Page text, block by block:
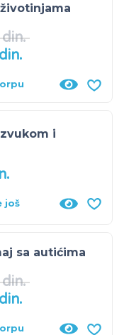
din.
din.
i
još
sa autićima
din.
din.